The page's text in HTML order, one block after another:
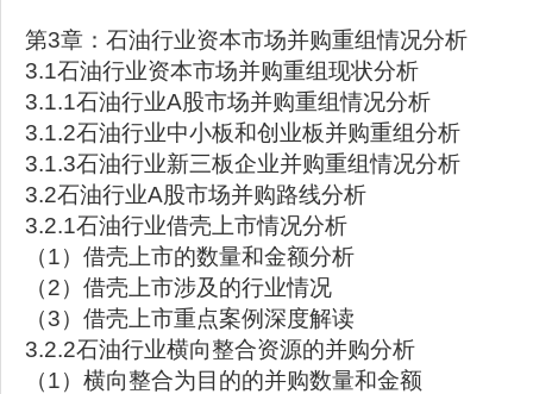
第3章：石油行业资本市场并购重组情况分析
3.1石油行业资本市场并购重组现状分析
3.1.1石油行业A股市场并购重组情况分析
3.1.2石油行业中小板和创业板并购重组分析
3.1.3石油行业新三板企业并购重组情况分析
3.2石油行业A股市场并购路线分析
3.2.1石油行业借壳上市情况分析
（1）借壳上市的数量和金额分析
（2）借壳上市涉及的行业情况
（3）借壳上市重点案例深度解读
3.2.2石油行业横向整合资源的并购分析
（1）横向整合为目的的并购数量和金额